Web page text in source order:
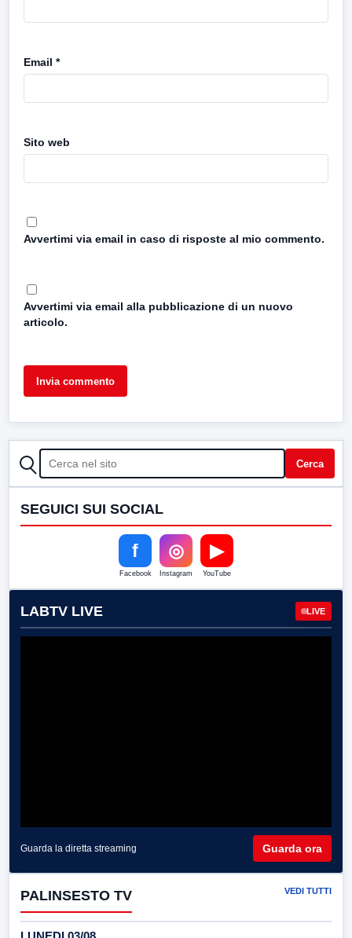
Email *
Sito web
Avvertimi via email in caso di risposte al mio commento.
Avvertimi via email alla pubblicazione di un nuovo
articolo.
CERCA Cerca
SEGUICI SUI SOCIAL
f
Facebook
◎
Instagram
▶
YouTube
LABTV LIVE LIVE
Guarda la diretta streaming Guarda ora
PALINSESTO TV VEDI TUTTI